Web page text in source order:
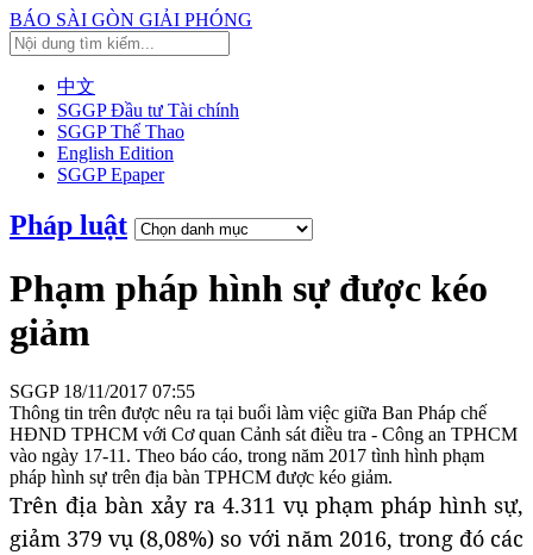
BÁO SÀI GÒN GIẢI PHÓNG
中文
SGGP Đầu tư Tài chính
SGGP Thể Thao
English Edition
SGGP Epaper
Pháp luật
Phạm pháp hình sự được kéo
giảm
SGGP 18/11/2017 07:55
Thông tin trên được nêu ra tại buổi làm việc giữa Ban Pháp chế
HĐND TPHCM với Cơ quan Cảnh sát điều tra - Công an TPHCM
vào ngày 17-11. Theo báo cáo, trong năm 2017 tình hình phạm
pháp hình sự trên địa bàn TPHCM được kéo giảm.
Trên địa bàn xảy ra 4.311 vụ phạm pháp hình sự,
giảm 379 vụ (8,08%) so với năm 2016, trong đó các